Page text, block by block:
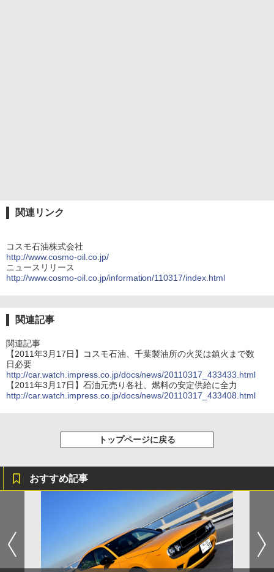
関連リンク
コスモ石油株式会社
http://www.cosmo-oil.co.jp/
ニュースリリース
http://www.cosmo-oil.co.jp/information/110317/index.html
関連記事
関連記事
【2011年3月17日】コスモ石油、千葉製油所の火災は鎮火まで数
日必要
http://car.watch.impress.co.jp/docs/news/20110317_433433.html
【2011年3月17日】石油元売り各社、燃料の安定供給に全力
http://car.watch.impress.co.jp/docs/news/20110317_433408.html
トップページに戻る
おすすめ記事